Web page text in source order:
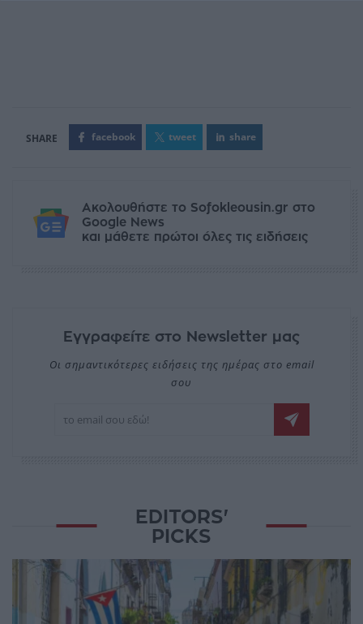
facebook tweet share
Ακολουθήστε το Sofokleousin.gr στο
Google News
και μάθετε πρώτοι όλες τις ειδήσεις
Εγγραφείτε στο Newsletter μας
Οι σημαντικότερες ειδήσεις της ημέρας στο email
σου
EDITORS'
PICKS